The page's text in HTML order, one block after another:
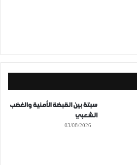
سبتة بين القبضة الأمنية والغضب
الشعبي
03/08/2026